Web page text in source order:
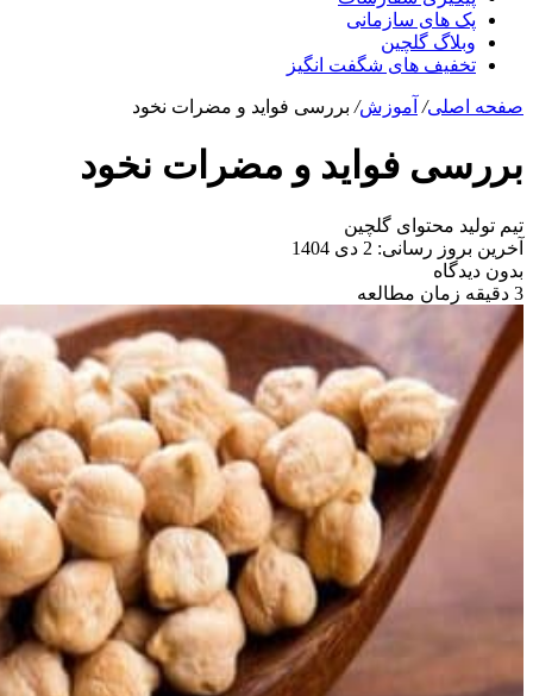
پک های سازمانی
وبلاگ گلچین
تخفیف های شگفت انگیز
صفحه اصلی/ آموزش/ بررسی فواید و مضرات نخود
بررسی فواید و مضرات نخود
تیم تولید محتوای گلچین
آخرین بروز رسانی: 2 دی 1404
بدون دیدگاه
3 دقیقه زمان مطالعه